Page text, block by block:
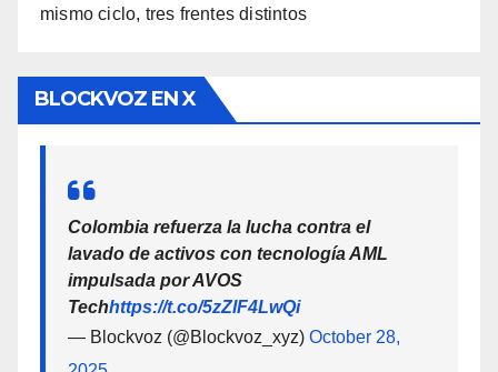
mismo ciclo, tres frentes distintos
BLOCKVOZ EN X
Colombia refuerza la lucha contra el
lavado de activos con tecnología AML
impulsada por AVOS
Techhttps://t.co/5zZlF4LwQi
— Blockvoz (@Blockvoz_xyz) October 28,